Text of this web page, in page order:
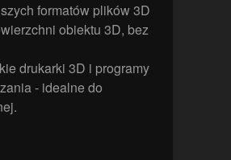
formatów plików 3D
obiektu 3D, bez
drukarki 3D i programy
- idealne do